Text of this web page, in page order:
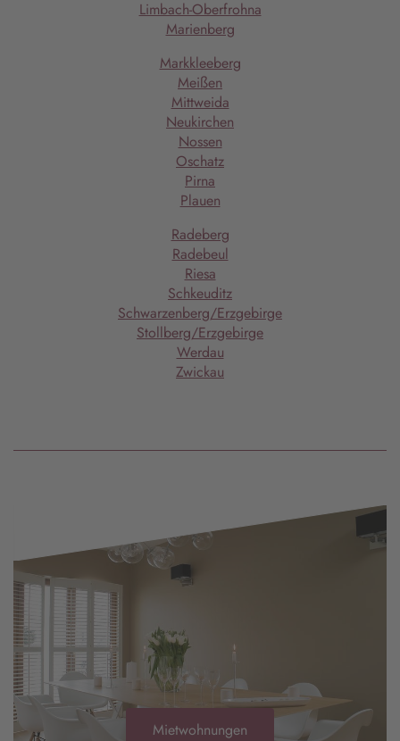
Limbach-Oberfrohna
Marienberg
Markkleeberg
Meißen
Mittweida
Neukirchen
Nossen
Oschatz
Pirna
Plauen
Radeberg
Radebeul
Riesa
Schkeuditz
Schwarzenberg/Erzgebirge
Stollberg/Erzgebirge
Werdau
Zwickau
Mietwohnungen